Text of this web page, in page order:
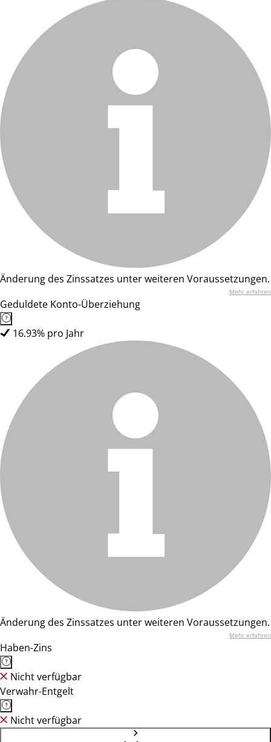
Änderung des Zinssatzes unter weiteren Voraussetzungen.
Mehr erfahren
Geduldete Konto-Überziehung
16.93% pro Jahr
Änderung des Zinssatzes unter weiteren Voraussetzungen.
Mehr erfahren
Haben-Zins
Nicht verfügbar
Verwahr-Entgelt
Nicht verfügbar